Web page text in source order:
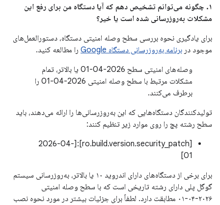
۱. چگونه می‌توانم تشخیص دهم که آیا دستگاه من برای رفع این
مشکلات به‌روزرسانی شده است یا خیر؟
برای یادگیری نحوه بررسی سطح وصله امنیتی دستگاه، دستورالعمل‌های
موجود در برنامه به‌روزرسانی دستگاه Google
را مطالعه کنید.
وصله‌های امنیتی سطح 2026-04-01 یا بالاتر، تمام
مشکلات مرتبط با سطح وصله امنیتی 2026-04-01 را
برطرف می‌کنند.
تولیدکنندگان دستگاه‌هایی که این به‌روزرسانی‌ها را ارائه می‌دهند، باید
سطح رشته پچ را روی موارد زیر تنظیم کنند:
[ro.build.version.security_patch]:[2026-04-
01]
برای برخی از دستگاه‌های دارای اندروید ۱۰ یا بالاتر، به‌روزرسانی سیستم
گوگل پلی دارای رشته تاریخی است که با سطح وصله امنیتی
۲۰۲۶-۰۴-۰۱ مطابقت دارد. لطفاً برای جزئیات بیشتر در مورد نحوه نصب